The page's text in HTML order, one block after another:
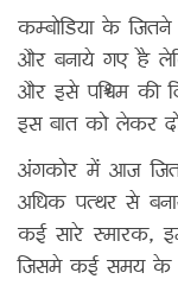
कम्बोडिया के
और बनाये गए है
और इसे पश्चिम की
इस बात को लेकर
अंगकोर में आज
अधिक पत्थर से
कई सारे स्मारक,
जिसमे कई समय के